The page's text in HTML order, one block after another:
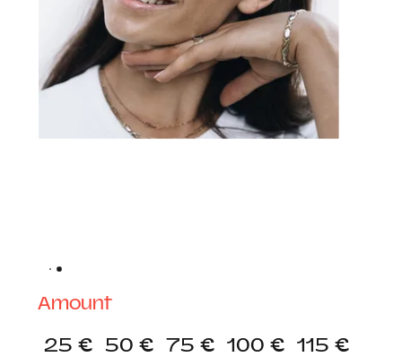
Amount
25 € 50 € 75 € 100 € 115 €